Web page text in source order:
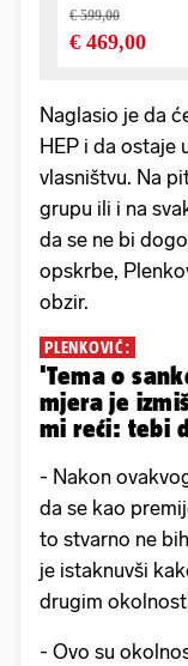
Naglasio je da
HEP i da ostaje
vlasništvu. Na
grupu ili i na
da se ne bi
opskrbe,
obzir.
PLENKOVIĆ:
'Tema o
mjera je
mi reći: tebi
- Nakon
da se kao
to stvarno ne
je istaknuvši
drugim
- Ovo su